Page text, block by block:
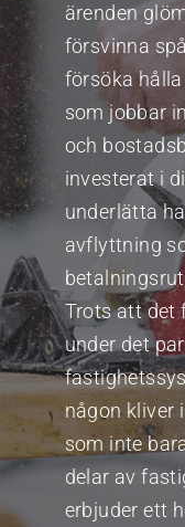
ärenden
försvinna
försöka
som jobbar
och
investerat i
underlätta
avflyttning
Trots att det
under det
någon kliver
som inte
delar av
erbjuder ett